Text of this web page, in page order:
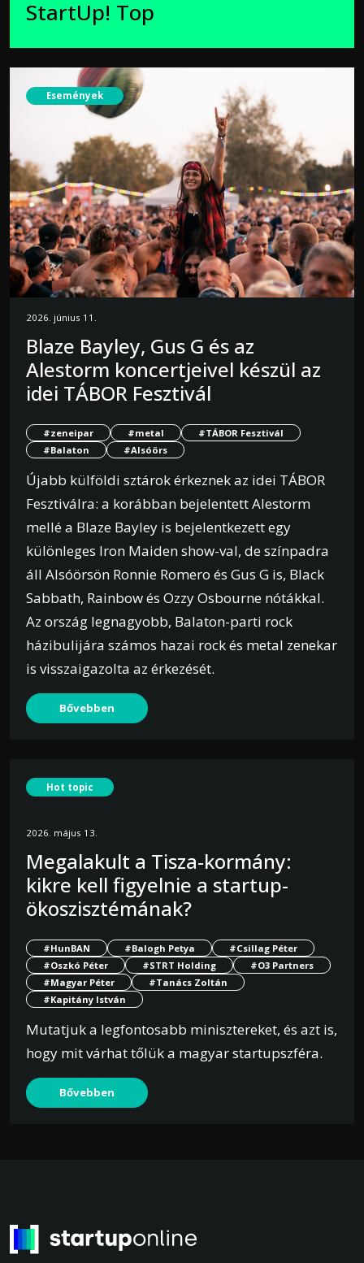
StartUp! Top
Események
2026. június 11.
Blaze Bayley, Gus G és az
Alestorm koncertjeivel készül az
idei TÁBOR Fesztivál
#zeneipar #metal
#TÁBOR Fesztivál
#Balaton
#Alsóörs
Újabb külföldi sztárok érkeznek az idei TÁBOR
Fesztiválra: a korábban bejelentett Alestorm
mellé a Blaze Bayley is bejelentkezett egy
különleges Iron Maiden show-val, de színpadra
áll Alsóörsön Ronnie Romero és Gus G is, Black
Sabbath, Rainbow és Ozzy Osbourne nótákkal.
Az ország legnagyobb, Balaton-parti rock
házibulijára számos hazai rock és metal zenekar
is visszaigazolta az érkezését.
Bővebben
Hot topic
2026. május 13.
Megalakult a Tisza-kormány:
kikre kell figyelnie a startup-
ökoszisztémának?
#HunBAN #Balogh Petya
#Csillag Péter
#Oszkó Péter
#STRT Holding
#O3 Partners
#Magyar Péter
#Tanács Zoltán
#Kapitány István
Mutatjuk a legfontosabb minisztereket, és azt is,
hogy mit várhat tőlük a magyar startupszféra.
Bővebben